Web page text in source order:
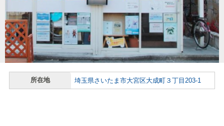
所在地 埼玉県さいたま市大宮区大成町３丁目203-1